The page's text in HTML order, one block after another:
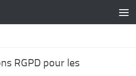
RGPD pour les